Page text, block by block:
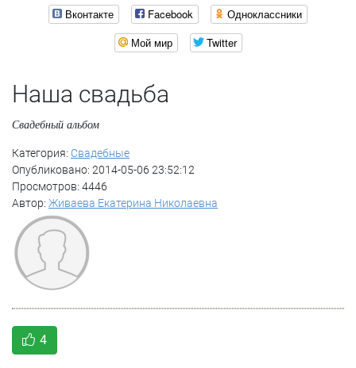
Вконтакте Facebook
Одноклассники
Мой мир
Twitter
Наша свадьба
Свадебный альбом
Категория: Свадебные
Опубликовано: 2014-05-06 23:52:12
Просмотров: 4446
Автор: Живаева Екатерина Николаевна
4